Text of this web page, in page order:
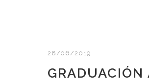
28/06/2019